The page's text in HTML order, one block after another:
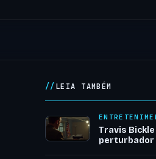
LEIA TAMBÉM
Travis
perturbador